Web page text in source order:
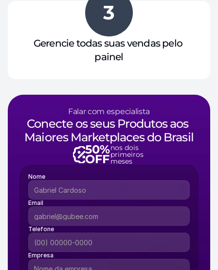
3
Gerencie todas suas vendas pelo
painel
Falar com especialista
Conecte os seus Produtos aos
Maiores Marketplaces do Brasil
50%
OFF
nos dois
primeiros
meses
Nome
Email
Telefone
Empresa